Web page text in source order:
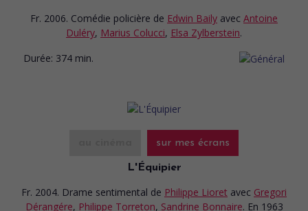
Fr. 2006. Comédie policière de Edwin Baily avec Antoine
Duléry, Marius Colucci, Elsa Zylberstein.
Durée: 374 min.
sur mes écrans
L'Équipier
Fr. 2004. Drame sentimental de Philippe Lioret avec Gregori
Dérangére, Philippe Torreton, Sandrine Bonnaire. En 1963